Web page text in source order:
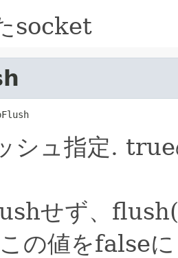
socket
シュ指定.
せず、
の値をfalse